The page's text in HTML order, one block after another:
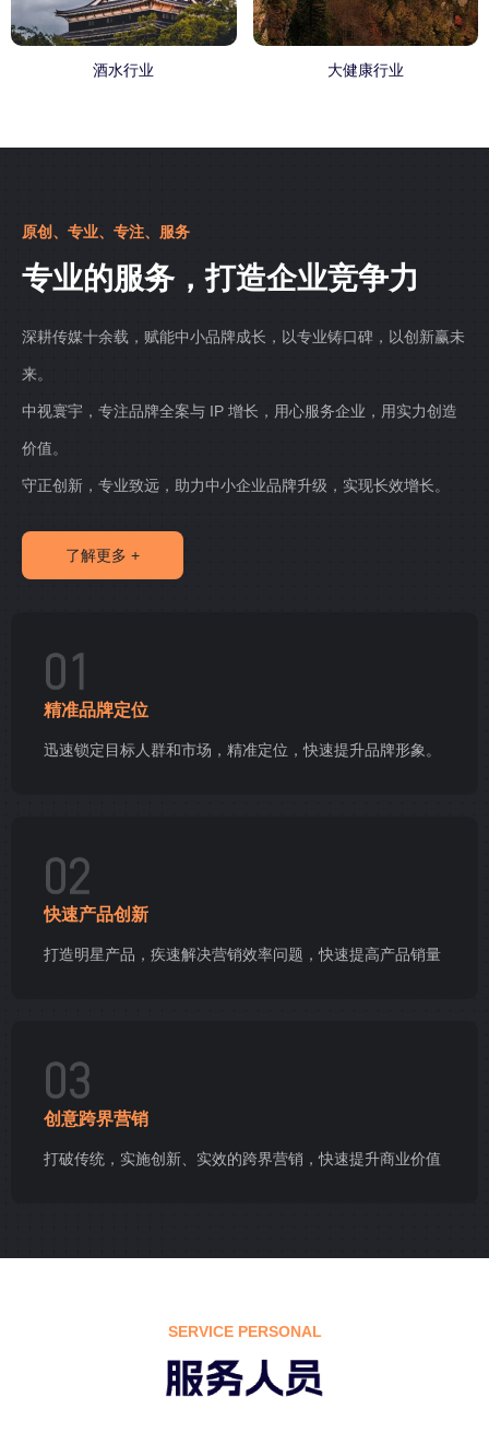
酒水行业 大健康行业
原创、专业、专注、服务
专业的服务，打造企业竞争力
深耕传媒十余载，赋能中小品牌成长，以专业铸口碑，以创新赢未
来。
中视寰宇，专注品牌全案与 IP 增长，用心服务企业，用实力创造
价值。
守正创新，专业致远，助力中小企业品牌升级，实现长效增长。
了解更多 +
精准品牌定位
迅速锁定目标人群和市场，精准定位，快速提升品牌形象。
快速产品创新
打造明星产品，疾速解决营销效率问题，快速提高产品销量
创意跨界营销
打破传统，实施创新、实效的跨界营销，快速提升商业价值
SERVICE PERSONAL